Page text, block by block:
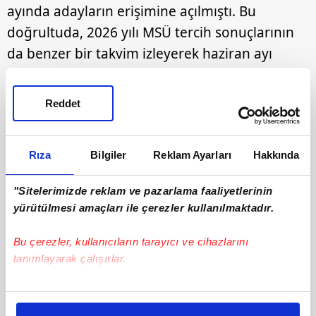
Rıza Bilgiler Reklam Ayarları Hakkında
"Sitelerimizde reklam ve pazarlama faaliyetlerinin
yürütülmesi amaçları ile çerezler kullanılmaktadır.
Bu çerezler, kullanıcıların tarayıcı ve cihazlarını
tanımlayarak çalışırlar.
Bu çerezlere izin vermeniz halinde sizlere özel
Reddet
ayında adayların erişimine açılmıştı. Bu
doğrultuda, 2026 yılı MSÜ tercih sonuçlarının
da benzer bir takvim izleyerek haziran ayı